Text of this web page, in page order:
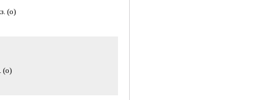
(о)
(о)